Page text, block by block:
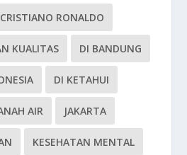
CRISTIANO RONALDO
KUALITAS DI BANDUNG
DI KETAHUI
AIR JAKARTA
KESEHATAN MENTAL